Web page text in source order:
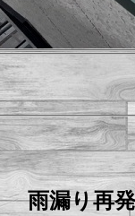
雨漏り再